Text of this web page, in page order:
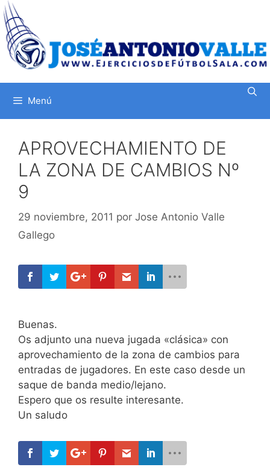
Saltar
al
contenido
Menú
APROVECHAMIENTO DE
LA ZONA DE CAMBIOS Nº
9
29 noviembre, 2011 por Jose Antonio Valle
Gallego
Buenas.
Os adjunto una nueva jugada «clásica» con
aprovechamiento de la zona de cambios para
entradas de jugadores. En este caso desde un
saque de banda medio/lejano.
Espero que os resulte interesante.
Un saludo